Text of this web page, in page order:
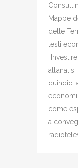
Mappe
delle
testi
quindici
come
a